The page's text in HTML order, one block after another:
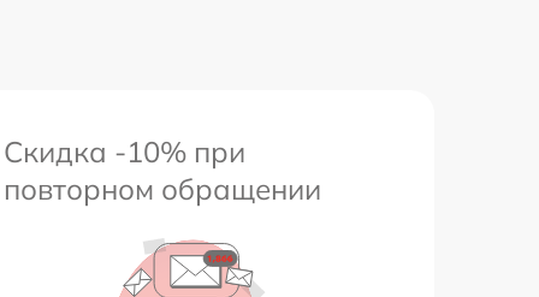
Скидка -10% при
повторном обращении